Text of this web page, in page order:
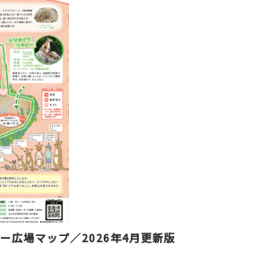
広場マップ／2026年4月更新版